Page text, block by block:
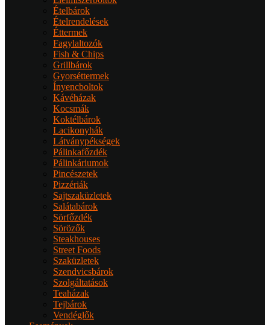
Ételbárok
Ételrendelések
Éttermek
Fagylaltozók
Fish & Chips
Grillbárok
Gyorséttermek
Ínyencboltok
Kávéházak
Kocsmák
Koktélbárok
Lacikonyhák
Látványpékségek
Pálinkafőzdék
Pálinkáriumok
Pincészetek
Pizzériák
Sajtszaküzletek
Salátabárok
Sörfőzdék
Sörözők
Steakhouses
Street Foods
Szaküzletek
Szendvicsbárok
Szolgáltatások
Teaházak
Tejbárok
Vendéglők